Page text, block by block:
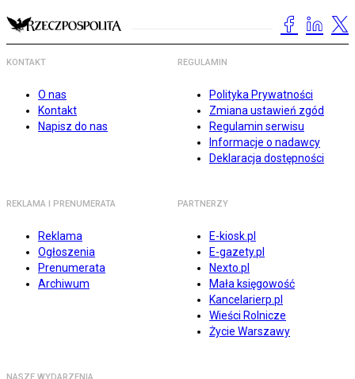
KONTAKT
O nas
Kontakt
Napisz do nas
REGULAMIN
Polityka Prywatności
Zmiana ustawień zgód
Regulamin serwisu
Informacje o nadawcy
Deklaracja dostępności
REKLAMA I PRENUMERATA
Reklama
Ogłoszenia
Prenumerata
Archiwum
PARTNERZY
E-kiosk.pl
E-gazety.pl
Nexto.pl
Mała księgowość
Kancelarierp.pl
Wieści Rolnicze
Życie Warszawy